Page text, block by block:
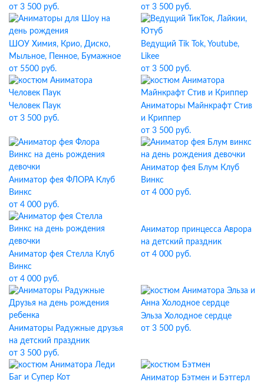
от 3 500 руб.
от 3 500 руб.
ШОУ Химия, Крио, Диско,
Мыльное, Пенное, Бумажное
от 5500 руб.
Ведущий Tik Tok, Youtube,
Likee
от 3 500 руб.
Человек Паук
от 3 500 руб.
Аниматоры Майнкрафт Стив
и Криппер
от 3 500 руб.
Аниматор фея ФЛОРА Клуб
Винкс
от 4 000 руб.
Аниматор фея Блум Клуб
Винкс
от 4 000 руб.
Аниматор фея Стелла Клуб
Винкс
от 4 000 руб.
Аниматор принцесса Аврора
на детский праздник
от 4 000 руб.
Аниматоры Радужные друзья
на детский праздник
от 3 500 руб.
Эльза Холодное сердце
от 3 500 руб.
Аниматор Бэтмен и Бэтгерл